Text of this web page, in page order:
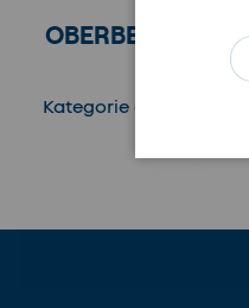
OBERBEKLEIDUN
Kategorie anzeigen
E-